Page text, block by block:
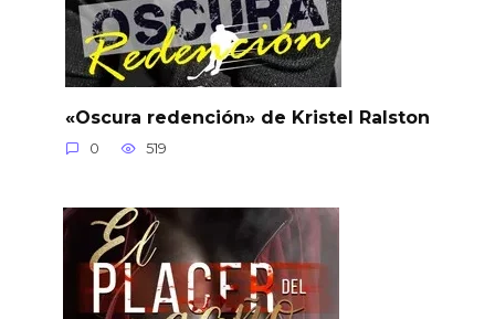
«Oscura redención» de Kristel Ralston
0 519